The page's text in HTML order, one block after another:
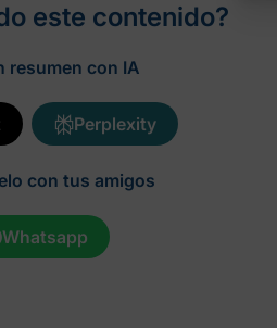
este contenido?
resumen con IA
Perplexity
con tus amigos
Whatsapp